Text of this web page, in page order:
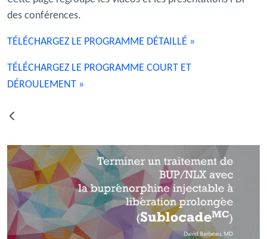
des conférences.
TÉLÉCHARGEZ LE PROGRAMME DÉTAILLÉ »
TÉLÉCHARGEZ LE PROGRAMME COURT ET
DÉROULEMENT »